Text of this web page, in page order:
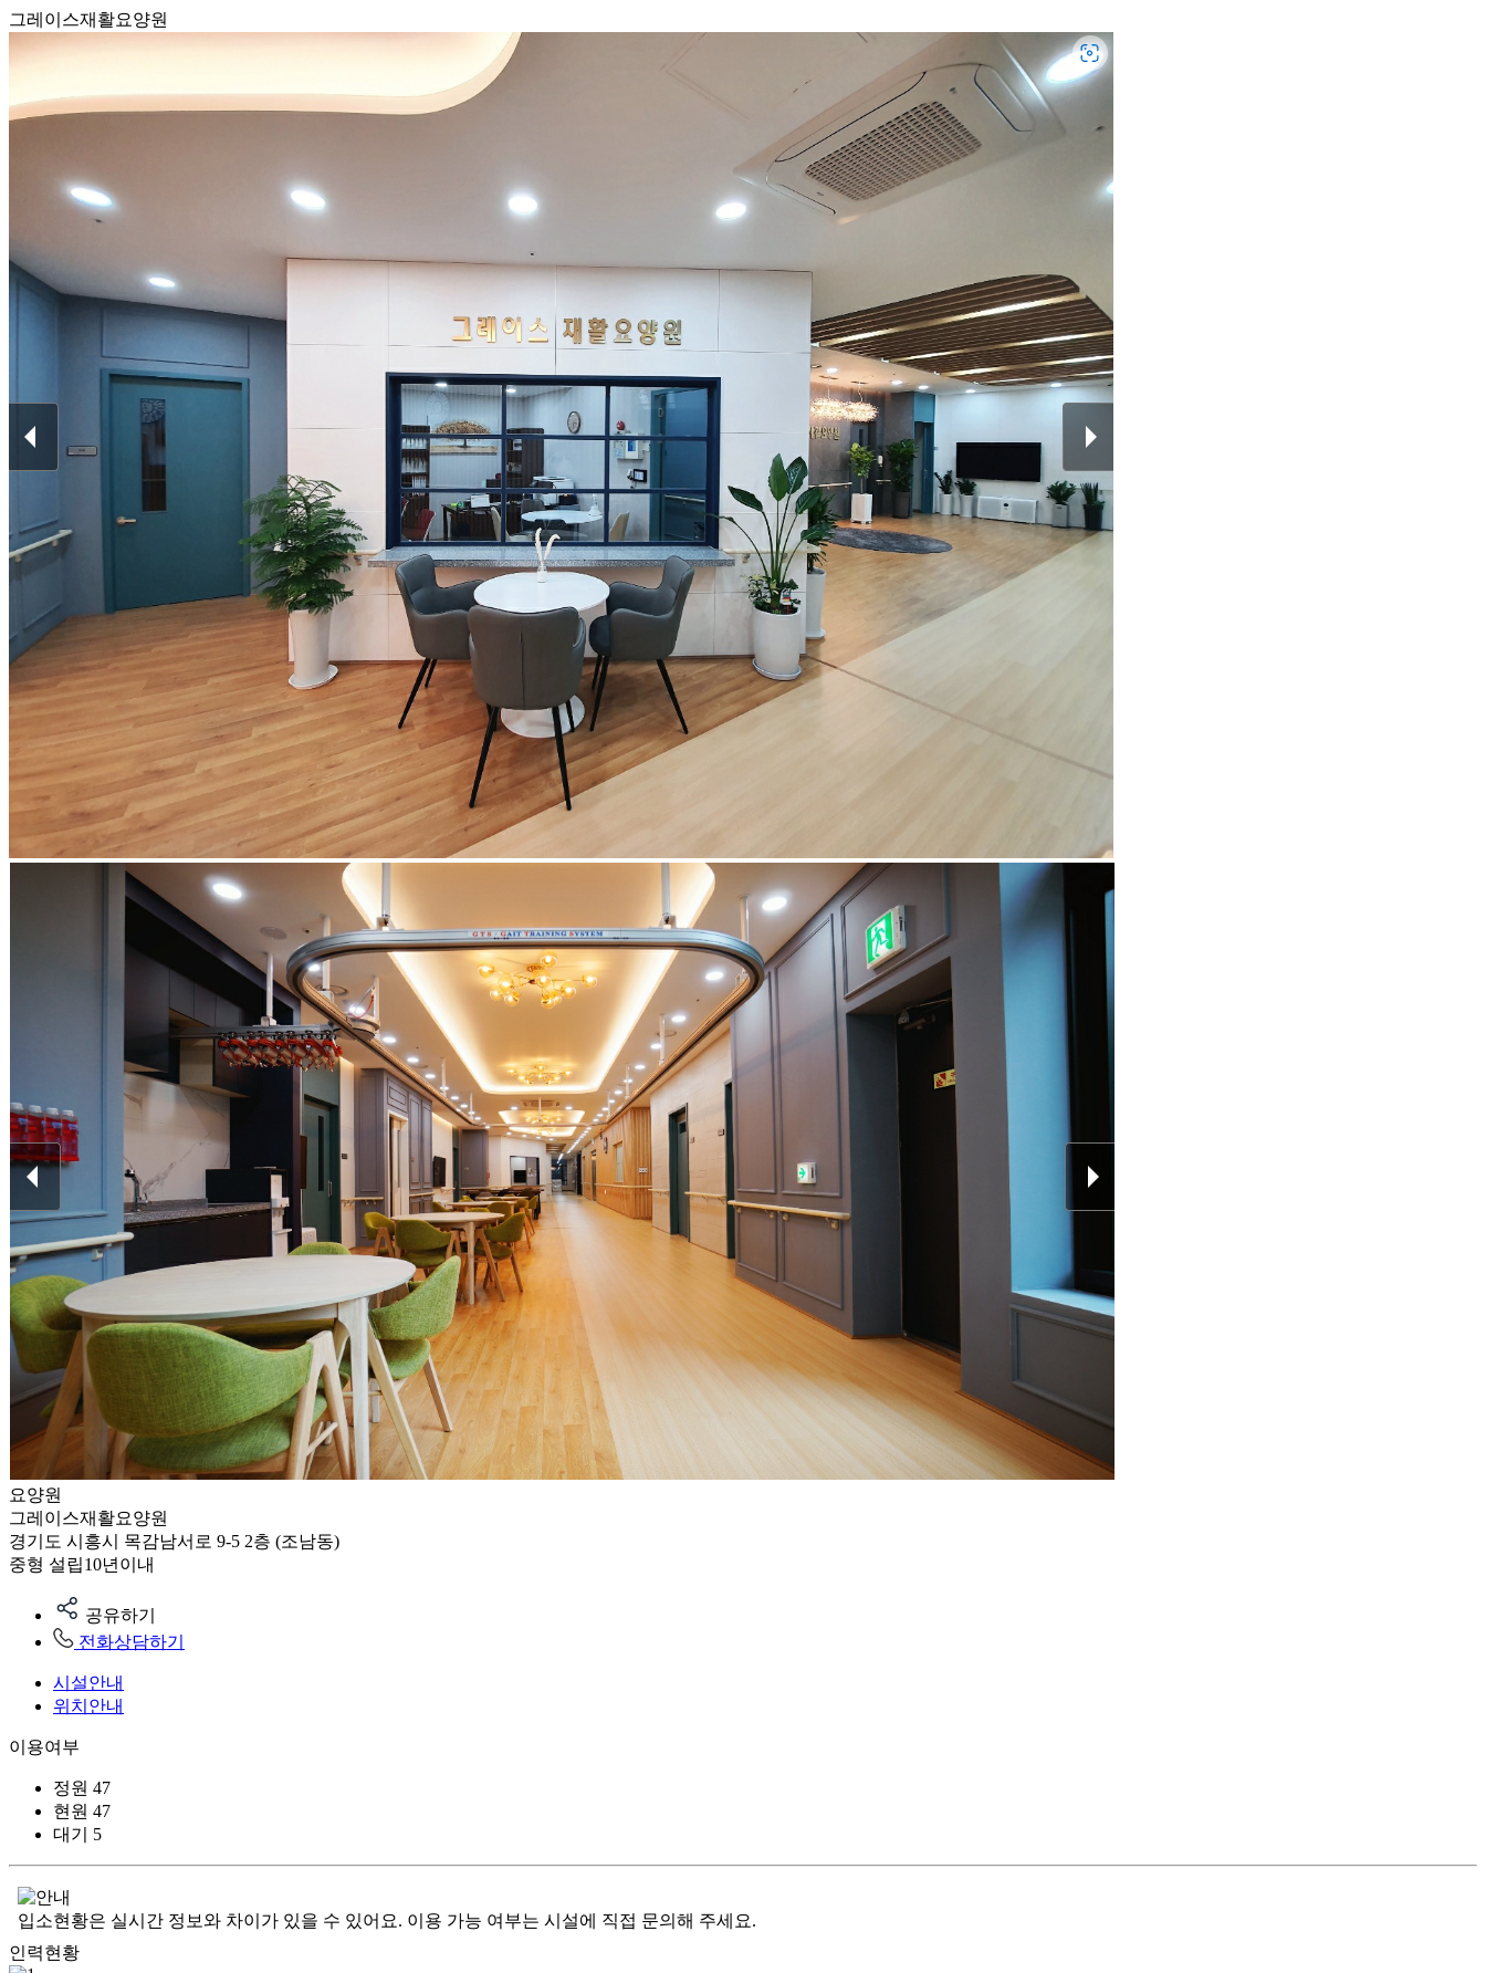
그레이스재활요양원
요양원
그레이스재활요양원
경기도 시흥시 목감남서로 9-5 2층 (조남동)
중형 설립10년이내
공유하기
전화상담하기
시설안내
위치안내
이용여부
정원 47
현원 47
대기
5
입소현황은 실시간 정보와 차이가 있을 수 있어요. 이용 가능 여부는 시설에 직접 문의해 주세요.
인력현황